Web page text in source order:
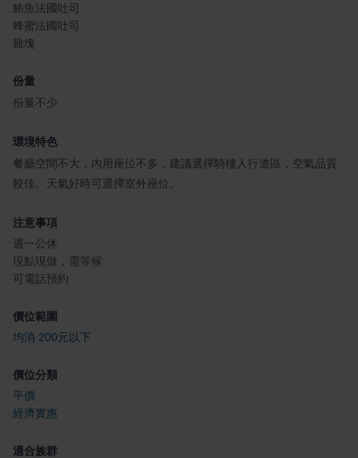
鮪魚法國吐司
蜂蜜法國吐司
雞塊
份量
份量不少
環境特色
餐廳空間不大，內用座位不多，建議選擇騎樓人行道區，空氣品質
較佳。天氣好時可選擇室外座位。
注意事項
週一公休
現點現做，需等候
可電話預約
價位範圍
均消 200元以下
價位分類
平價
經濟實惠
適合族群